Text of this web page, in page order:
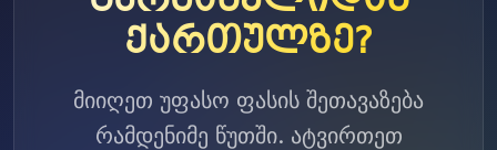
ქართულზე?
მიიღეთ უფასო ფასის შეთავაზება
რამდენიმე წუთში. ატვირთეთ